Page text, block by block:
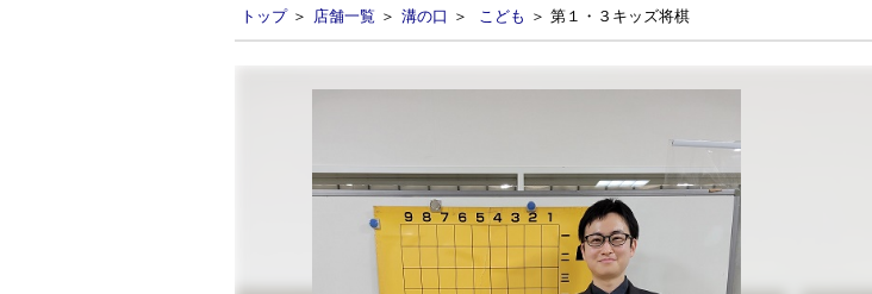
トップ＞ 店舗一覧 ＞ 溝の口 ＞ こども ＞ 第１・３キッズ将棋